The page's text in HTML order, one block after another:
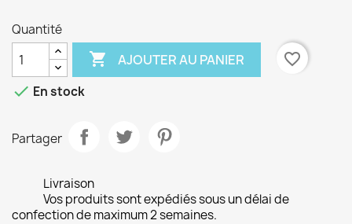
Quantité
 AJOUTER AU PANIER
favorite_border
 En stock
Partager
Livraison
Vos produits sont expédiés sous un délai de
confection de maximum 2 semaines.